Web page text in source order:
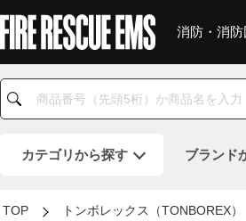
消防・消
カテゴリから探す ブランド
TOP トンボレックス（TONBOREX）